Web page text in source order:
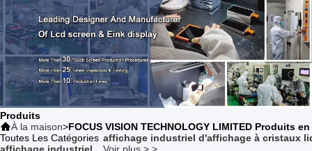
Produits
À la maison>FOCUS VISION TECHNOLOGY LIMITED Produits
Toutes Les Catégories affichage industriel d'affichage à cristaux